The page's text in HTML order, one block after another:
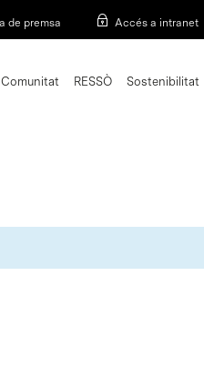
de premsa Accés a intranet
Comunitat RESSÒ Sostenibilitat